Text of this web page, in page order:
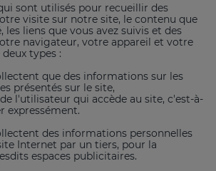
sont utilisés pour recueillir des
visite sur notre site, le contenu que
les liens que vous avez suivis et des
navigateur, votre appareil et votre
deux types :
que des informations sur les
présentés sur le site,
l'utilisateur qui accède au site, c'est-à-
expressément.
des informations personnelles
Internet par un tiers, pour la
espaces publicitaires.